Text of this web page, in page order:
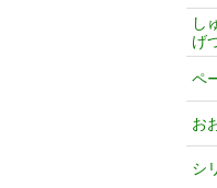
し
げ
ペ
お
シ